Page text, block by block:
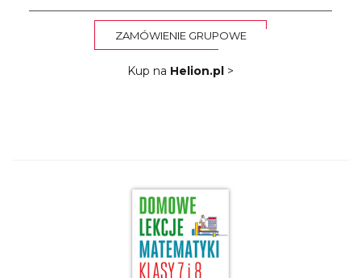
ZAMÓWIENIE GRUPOWE
Kup na Helion.pl >